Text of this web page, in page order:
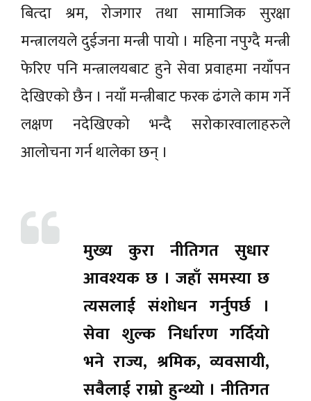
बित्दा श्रम, रोजगार तथा सामाजिक सुरक्षा
मन्त्रालयले दुईजना मन्त्री पायो । महिना नपुग्दै मन्त्री
फेरिए पनि मन्त्रालयबाट हुने सेवा प्रवाहमा नयाँपन
देखिएको छैन । नयाँ मन्त्रीबाट फरक ढंगले काम गर्ने
लक्षण नदेखिएको भन्दै सरोकारवालाहरुले
आलोचना गर्न थालेका छन् ।
मुख्य कुरा नीतिगत सुधार
आवश्यक छ । जहाँ समस्या छ
त्यसलाई संशोधन गर्नुपर्छ ।
सेवा शुल्क निर्धारण गर्दियो
भने राज्य, श्रमिक, व्यवसायी,
सबैलाई राम्रो हुन्थ्यो । नीतिगत